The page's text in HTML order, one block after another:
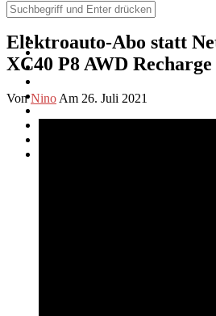
Elektromobilität
Elektroauto-Abo statt
XC40 P8 AWD Recharge
VonNino Am 26. Juli 2021